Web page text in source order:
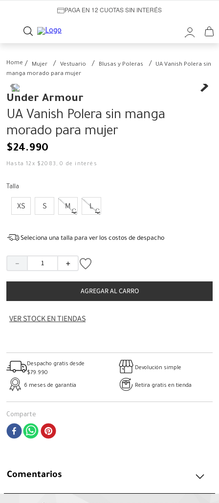
PAGA EN 12 CUOTAS SIN INTERÉS
Mujer Vestuario Blusas y Poleras
UA Vanish Polera sin
manga morado para mujer
Under Armour
UA Vanish Polera sin manga
morado para mujer
$24.990
Hasta12 x $2083 ,0 de interés
Talla
XS S M L
Seleciona una talla para ver los costos de despacho
＋
－
AGREGAR AL CARRO
VER STOCK EN TIENDAS
Despacho gratis desde
$79.990
Devolución simple
6 meses de garantía Retira gratis en tienda
Comparte
Comentarios